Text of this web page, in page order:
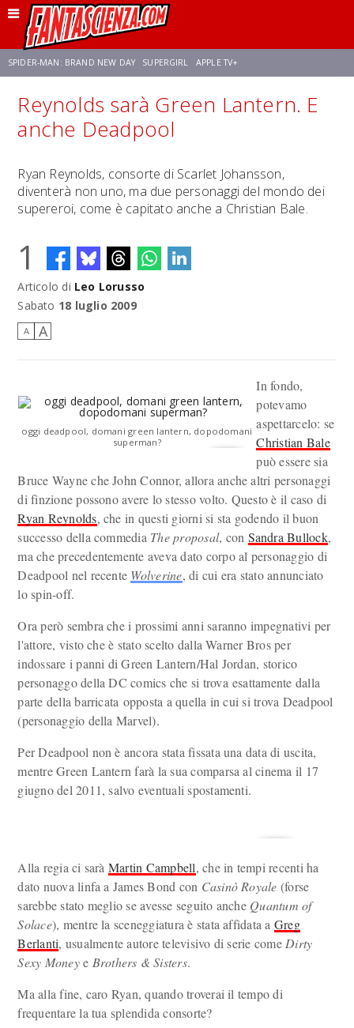
SPIDER-MAN: BRAND NEW DAY SUPERGIRL APPLE TV+
FRANCO RICCIARDIELLO ZENDAYA STAR TREK AVENGERS: DOOMSDAY
Reynolds sarà Green Lantern. E
anche Deadpool
Ryan Reynolds, consorte di Scarlet Johansson,
diventerà non uno, ma due personaggi del mondo dei
supereroi, come è capitato anche a Christian Bale.
1
Articolo di Leo Lorusso
Sabato 18 luglio 2009
A A
oggi deadpool, domani green lantern, dopodomani
superman?
In fondo,
potevamo
aspettarcelo: se
Christian Bale
può essere sia
Bruce Wayne che John Connor, allora anche altri personaggi
di finzione possono avere lo stesso volto. Questo è il caso di
Ryan Reynolds, che in questi giorni si sta godendo il buon
successo della commedia The proposal, con Sandra Bullock,
ma che precedentemente aveva dato corpo al personaggio di
Deadpool nel recente Wolverine, di cui era stato annunciato
lo spin-off.
Ora però sembra che i prossimi anni saranno impegnativi per
l'attore, visto che è stato scelto dalla Warner Bros per
indossare i panni di Green Lantern/Hal Jordan, storico
personaggo della DC comics che si trova esattamente dalla
parte della barricata opposta a quella in cui si trova Deadpool
(personaggio della Marvel).
Per Deadpool non è ancora stata fissata una data di uscita,
mentre Green Lantern farà la sua comparsa al cinema il 17
giugno del 2011, salvo eventuali spostamenti.
Alla regia ci sarà Martin Campbell, che in tempi recenti ha
dato nuova linfa a James Bond con Casinò Royale (forse
sarebbe stato meglio se avesse seguito anche Quantum of
Solace), mentre la sceneggiatura è stata affidata a Greg
Berlanti, usualmente autore televisivo di serie come Dirty
Sexy Moneye Brothers & Sisters.
Ma alla fine, caro Ryan, quando troverai il tempo di
frequentare la tua splendida consorte?